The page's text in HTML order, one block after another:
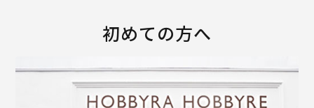
初めての方へ